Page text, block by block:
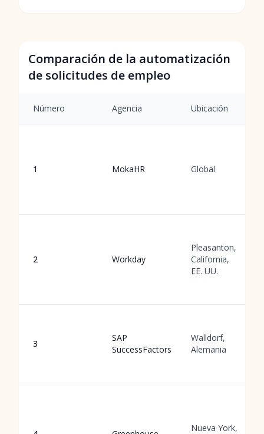
Comparación de la automatización
de solicitudes de empleo
Número Agencia Ubicación
1 MokaHR Global
2 Workday
Pleasanton,
California,
EE. UU.
3
SAP
SuccessFactors
Walldorf,
Alemania
Nueva York,